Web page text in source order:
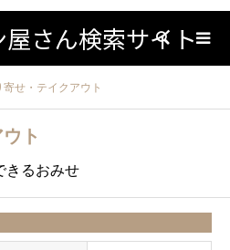
さん検索サイト検索
寄せ・テイクアウト
ト
きるおみせ